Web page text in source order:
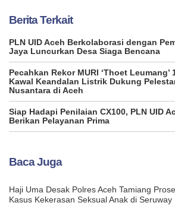
Berita Terkait
PLN UID Aceh Berkolaborasi dengan
Jaya Luncurkan Desa Siaga Bencana
Pecahkan Rekor MURI ‘Thoet Leumang’
Kawal Keandalan Listrik Dukung
Nusantara di Aceh
Siap Hadapi Penilaian CX100, PLN UID
Berikan Pelayanan Prima
Baca Juga
Haji Uma Desak Polres Aceh Tamiang
Kasus Kekerasan Seksual Anak di Seruway